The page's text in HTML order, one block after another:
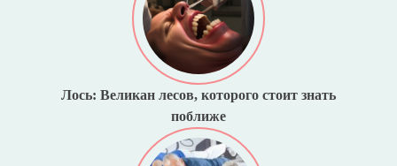
Лось: Великан лесов, которого стоит знать
поближе